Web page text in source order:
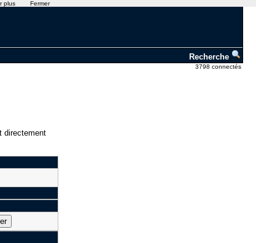
Recherche
3798 connectés
directement
plus Fermer